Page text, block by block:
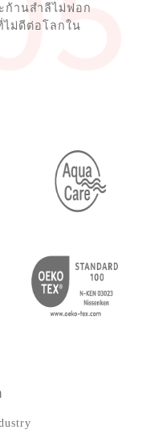
ก้านสำลีไม่ฟอก
ไม่ดีต่อโลกใน